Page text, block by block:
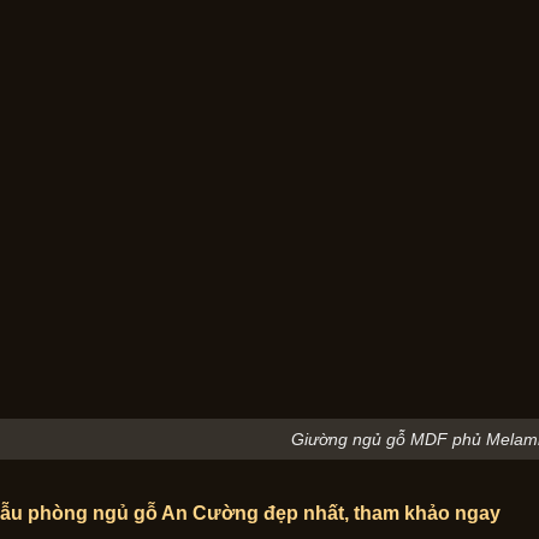
Giường ngủ gỗ MDF phủ
phòng ngủ gỗ An Cường đẹp nhất, tham khảo ngay